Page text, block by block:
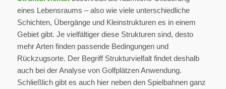
eines Lebensraums – also wie viele unterschiedliche
Schichten, Übergänge und Kleinstrukturen es in einem
Gebiet gibt. Je vielfältiger diese Strukturen sind, desto
mehr Arten finden passende Bedingungen und
Rückzugsorte. Der Begriff Strukturvielfalt findet deshalb
auch bei der Analyse von Golfplätzen Anwendung.
Schließlich gibt es auch hier neben den Spielbahnen ganz